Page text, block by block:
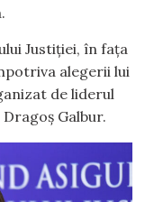
Justiției, în fața
alegerii lui
de liderul
Galbur.